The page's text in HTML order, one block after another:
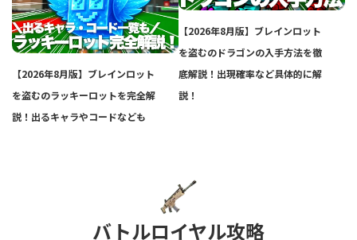
【2026年8月版】ブレインロット
を盗むのラッキーロットを完全解
説！出るキャラやコードなども
【2026年8月版】ブレインロット
を盗むのドラゴンの入手方法を徹
底解説！出現確率など具体的に解
説！
バトルロイヤル攻略